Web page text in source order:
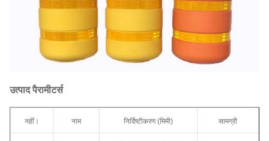
उत्पाद पैरामीटर्स
नहीं। नाम निर्दिष्टीकरण (मिमी) सामग्री